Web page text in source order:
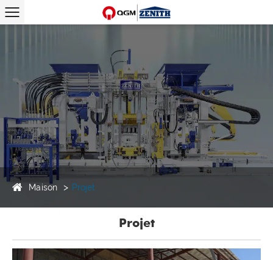
Maison Projet
Projet